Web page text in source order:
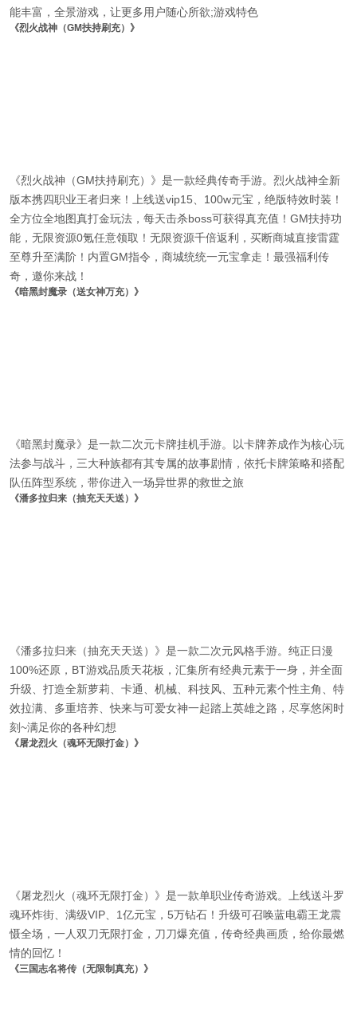
能丰富，全景游戏，让更多用户随心所欲;游戏特色
《烈火战神（GM扶持刷充）》
《烈火战神（GM扶持刷充）》是一款经典传奇手游。烈火战神全新
版本携四职业王者归来！上线送vip15、100w元宝，绝版特效时装！
全方位全地图真打金玩法，每天击杀boss可获得真充值！GM扶持功
能，无限资源0氪任意领取！无限资源千倍返利，买断商城直接雷霆
至尊升至满阶！内置GM指令，商城统统一元宝拿走！最强福利传
奇，邀你来战！
《暗黑封魔录（送女神万充）》
《暗黑封魔录》是一款二次元卡牌挂机手游。以卡牌养成作为核心玩
法参与战斗，三大种族都有其专属的故事剧情，依托卡牌策略和搭配
队伍阵型系统，带你进入一场异世界的救世之旅
《潘多拉归来（抽充天天送）》
《潘多拉归来（抽充天天送）》是一款二次元风格手游。纯正日漫
100%还原，BT游戏品质天花板，汇集所有经典元素于一身，并全面
升级、打造全新萝莉、卡通、机械、科技风、五种元素个性主角、特
效拉满、多重培养、快来与可爱女神一起踏上英雄之路，尽享悠闲时
刻~满足你的各种幻想
《屠龙烈火（魂环无限打金）》
《屠龙烈火（魂环无限打金）》是一款单职业传奇游戏。上线送斗罗
魂环炸街、满级VIP、1亿元宝，5万钻石！升级可召唤蓝电霸王龙震
慑全场，一人双刀无限打金，刀刀爆充值，传奇经典画质，给你最燃
情的回忆！
《三国志名将传（无限制真充）》